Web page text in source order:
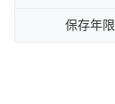
保存年限